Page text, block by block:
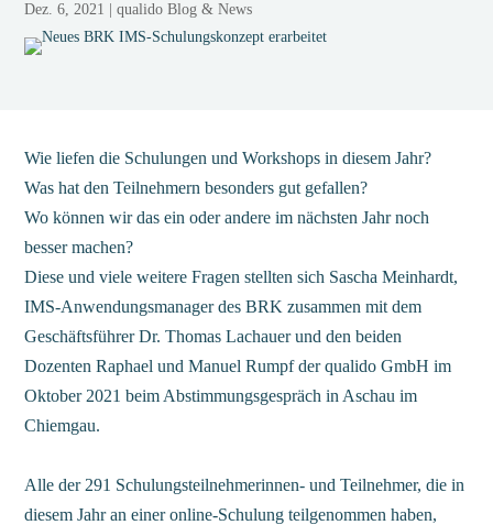
Dez. 6, 2021 |qualido Blog & News
Wie liefen die Schulungen und Workshops in diesem Jahr?
Was hat den Teilnehmern besonders gut gefallen?
Wo können wir das ein oder andere im nächsten Jahr noch
besser machen?
Diese und viele weitere Fragen stellten sich Sascha Meinhardt,
IMS-Anwendungsmanager des BRK zusammen mit dem
Geschäftsführer Dr. Thomas Lachauer und den beiden
Dozenten Raphael und Manuel Rumpf der qualido GmbH im
Oktober 2021 beim Abstimmungsgespräch in Aschau im
Chiemgau.
Alle der 291 Schulungsteilnehmerinnen- und Teilnehmer, die in
diesem Jahr an einer online-Schulung teilgenommen haben,